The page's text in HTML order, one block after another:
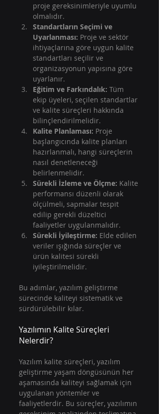
proje gereksinimleriyle uyumlu
olmalıdır.
Standartların Seçimi ve
Uyarlanması: Proje ve sektör
ihtiyaçlarına göre uygun kalite
standartları seçilir ve
organizasyonun yapısına göre
uyarlanır.
Eğitim ve Farkındalık: Tüm
ekip üyeleri, seçilen standartlar
ve kalite süreçleri hakkında
bilinçlendirilmelidir.
Kalite Planlaması: Proje
başlangıcında kalite planları
hazırlanmalı, hangi süreçlerin
nasıl denetleneceği
belirlenmelidir.
Sürekli İzleme ve Ölçme: Kalite
performansı düzenli olarak
ölçülmeli, sapmalar tespit
edilip gerekli düzeltici
faaliyetler uygulanmalıdır.
Sürekli İyileştirme: Elde edilen
veriler ışığında süreçler ve
ürün kalitesi sürekli
iyileştirilmelidir.
Bu adımlar, yazılım geliştirme
sürecinde kaliteyi sistematik ve
sürdürülebilir kılar.
Yazılımın Kalite Süreçleri
Nelerdir?
Yazılım kalite süreçleri, yazılım
geliştirme yaşam döngüsünün her
aşamasında kaliteyi sağlamak için
uygulanan yöntemler ve
faaliyetlerdir. Bu süreçler, yazılımın